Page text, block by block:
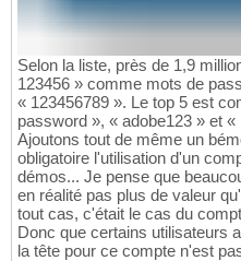
Selon la liste, près de 1,9
123456 » comme mots de
« 123456789 ». Le top 5 est
password », « adobe123 » et «
Ajoutons tout de même un
obligatoire l'utilisation d'un
démos... Je pense que
en réalité pas plus de valeur
tout cas, c'était le cas du
Donc que certains utilisateurs
la tête pour ce compte n'est